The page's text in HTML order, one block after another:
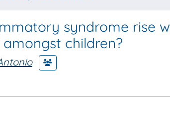
syndrome rise
children?